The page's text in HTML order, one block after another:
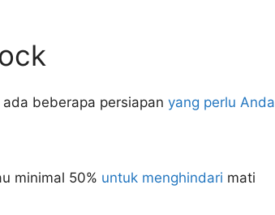
beberapa persiapan yang perlu Anda
minimal 50% untuk menghindari mati